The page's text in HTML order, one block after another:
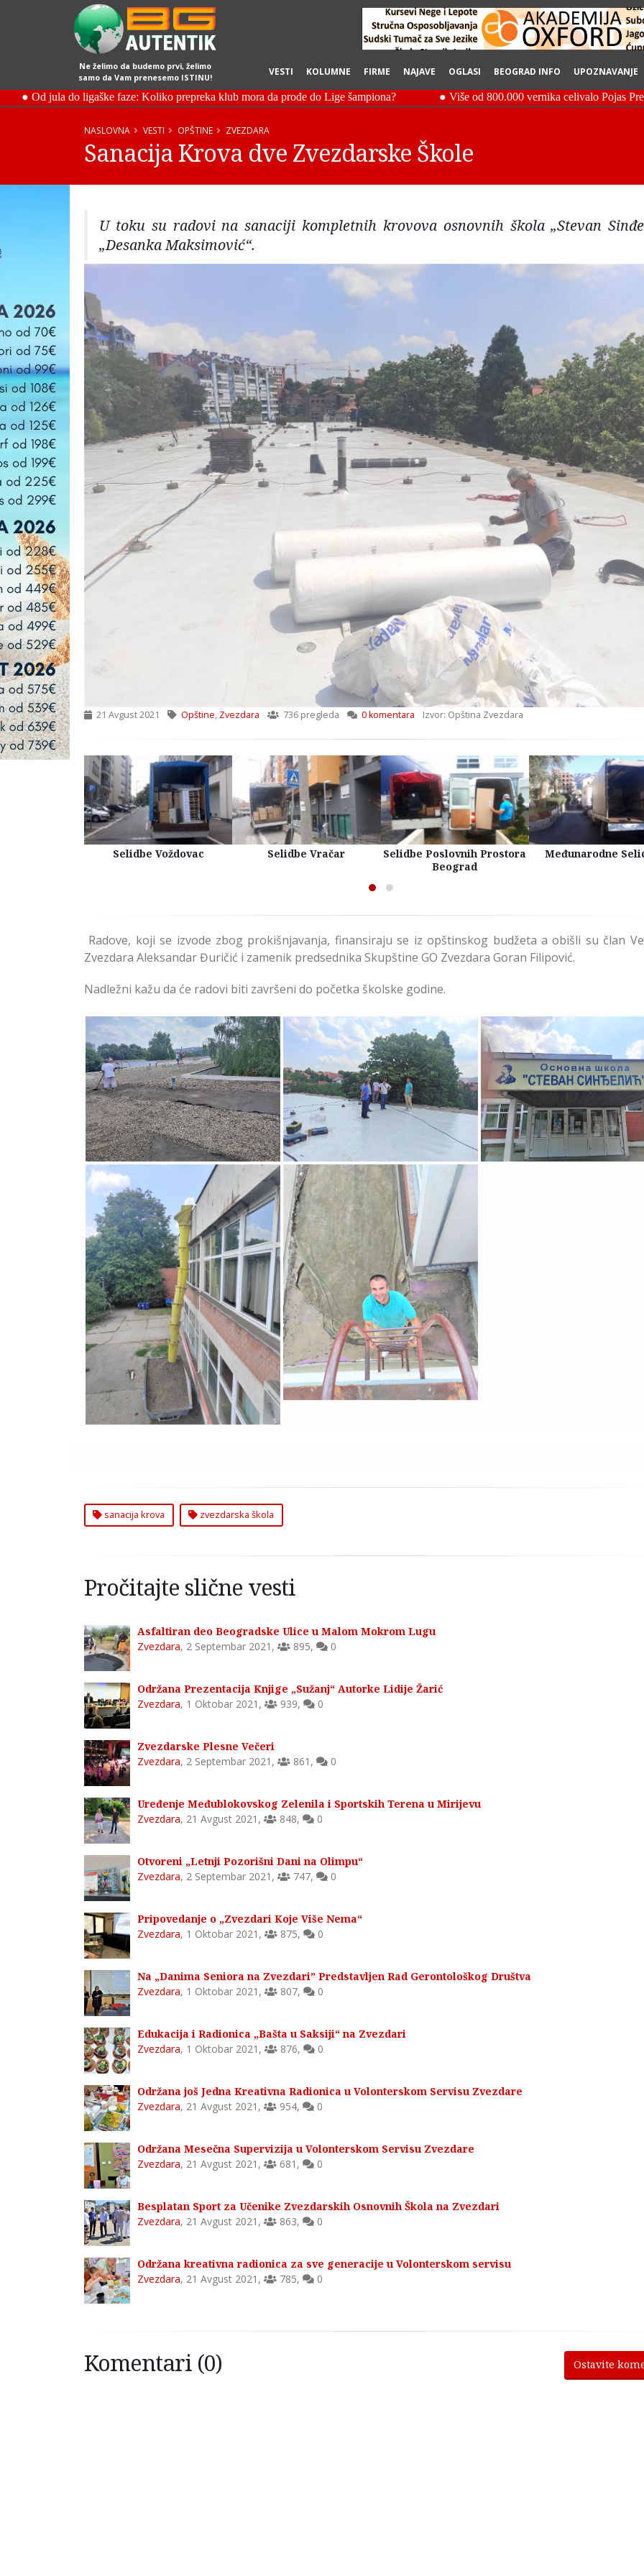
Ne želimo da budemo prvi, želimo
samo da Vam prenesemo ISTINU!
VESTI KOLUMNE FIRME NAJAVE OGLASI BEOGRAD INFO UPOZNAVANJE
NASLOVNA VESTI OPŠTINE ZVEZDARA
Sanacija Krova dve Zvezdarske Škole
U toku su radovi na sanaciji kompletnih krovova osnovnih škola „Stevan
„Desanka Maksimović“.
21 Avgust 2021 Opštine, Zvezdara 736 pregleda 0 komentara Izvor: Opština Zvezdara
Selidbe Voždovac Selidbe Vračar
Selidbe Poslovnih Prostora
Beograd
Međunarodne
Radove, koji se izvode zbog prokišnjavanja, finansiraju se iz opštinskog budžeta a obišli su član
Zvezdara Aleksandar Đuričić i zamenik predsednika Skupštine GO Zvezdara Goran Filipović.
Nadležni kažu da će radovi biti završeni do početka školske godine.
Sanacija Krova dve
Zvezdarske Škole
Sanacija Krova dve
Zvezdarske Škole Zvezdara
Sanacija Krova
Škole
Sanacija Krova dve Škole na
Zvezdari
Sanacija Krova Zvezdarske
Škole na Zvezdari
sanacija krova zvezdarska škola
Pročitajte slične vesti
Asfaltiran deo Beogradske Ulice u Malom Mokrom Lugu
Zvezdara, 2 Septembar 2021 , 895, 0
Održana Prezentacija Knjige „Sužanj“ Autorke Lidije Žarić
Zvezdara, 1 Oktobar 2021 , 939, 0
Zvezdarske Plesne Večeri
Zvezdara, 2 Septembar 2021 , 861 , 0
Uređenje Međublokovskog Zelenila i Sportskih Terena u Mirijevu
Zvezdara, 21 Avgust 2021 , 848, 0
Otvoreni „Letnji Pozorišni Dani na Olimpu“
Zvezdara, 2 Septembar 2021 , 747, 0
Pripovedanje o „Zvezdari Koje Više Nema“
Zvezdara, 1 Oktobar 2021 , 875, 0
Na „Danima Seniora na Zvezdari” Predstavljen Rad Gerontološkog Društva
Zvezdara, 1 Oktobar 2021 , 807, 0
Edukacija i Radionica „Bašta u Saksiji“ na Zvezdari
Zvezdara, 1 Oktobar 2021 , 876, 0
Održana još Jedna Kreativna Radionica u Volonterskom Servisu Zvezdare
Zvezdara, 21 Avgust 2021 , 954, 0
Održana Mesečna Supervizija u Volonterskom Servisu Zvezdare
Zvezdara, 21 Avgust 2021 , 681 , 0
Besplatan Sport za Učenike Zvezdarskih Osnovnih Škola na Zvezdari
Zvezdara, 21 Avgust 2021 , 863, 0
Održana kreativna radionica za sve generacije u Volonterskom servisu
Zvezdara, 21 Avgust 2021 , 785, 0
Komentari (0) Ostavite